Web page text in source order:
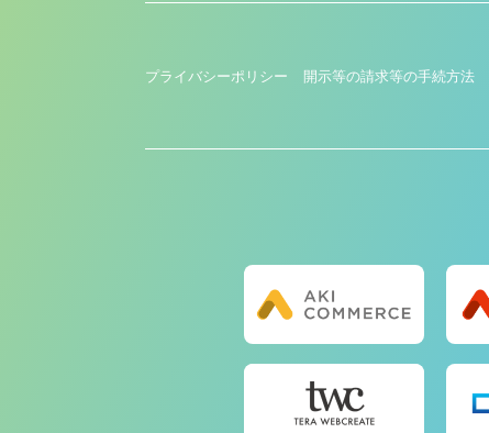
プライバシーポリシー 開示等の請求等の手続方法